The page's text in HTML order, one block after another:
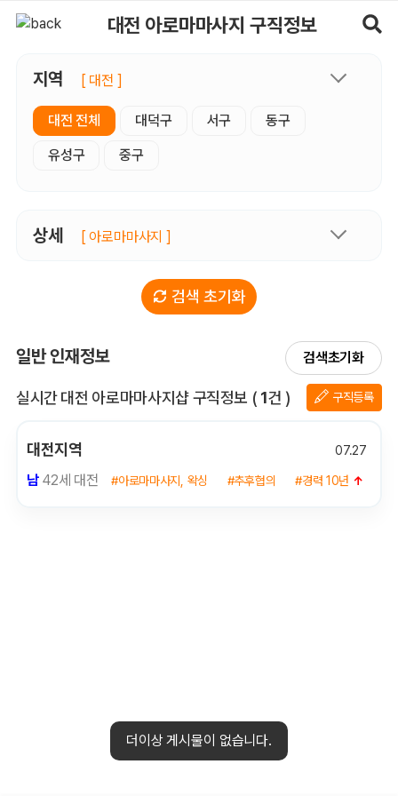
대전 아로마마사지 구직정보
지역 [ 대전 ]
대전 전체 대덕구 서구 동구
유성구 중구
상세 [ 아로마마사지 ]
검색 초기화
일반 인재정보 검색초기화
실시간 대전 아로마마사지샵 구직정보 전체 목록
( 1건 ) 구직등록
07.27
대전지역
남42세 대전#아로마마사지, 왁싱 #추후협의 #경력 10년 ↑
더이상 게시물이 없습니다.